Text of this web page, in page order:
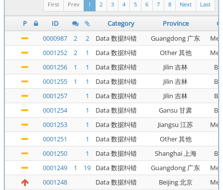
Last
Next
8
7
6
5
4
3
2
1
Prev
First
P ID Category Province
0000987
2 2 Data 数据纠错 Guangdong 广东
0001252
2 1 Data 数据纠错 Other 其他
0001256
1 1 Data 数据纠错 Jilin 吉林
0001255
1 1 Data 数据纠错 Jilin 吉林
0001257
1 Data 数据纠错 Jilin 吉林
0001254
1 Data 数据纠错 Gansu 甘肃
0001253
1 Data 数据纠错 Jiangsu 江苏
0001251
1 Data 数据纠错
Other 其他
0001250
1 Data 数据纠错 Shanghai 上海
0001249
1 19 Data 数据纠错 Guangdong 广东
0001248
Data 数据纠错 Beijing 北京